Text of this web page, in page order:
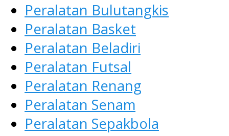
Peralatan Bulutangkis
Peralatan Basket
Peralatan Beladiri
Peralatan Futsal
Peralatan Renang
Peralatan Senam
Peralatan Sepakbola